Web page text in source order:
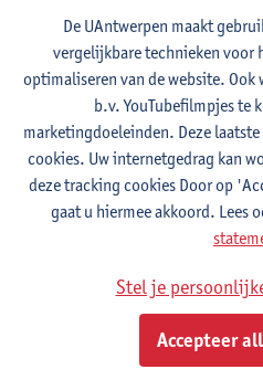
Theatre Histories
Bachelor in de geschiedenis
Bachelor in de taal- en
Bachelor in de geschiedenis -
Bachelor in de taal- en
Bachelor in de taal- en
Bachelor in de taal- en
Bachelor in de wijsbegeerte -
Bachelor in de taal- en
Bachelor in de taal- en
Bachelor in de taal- en
De UAntwerpen maakt
vergelijkbare technieken voor
optimaliseren van de website. Ook
b.v. YouTubefilmpjes te
marketingdoeleinden. Deze
cookies. Uw internetgedrag kan
deze tracking cookies Door op
gaat u hiermee akkoord. Lees
Stel je
Accepteer